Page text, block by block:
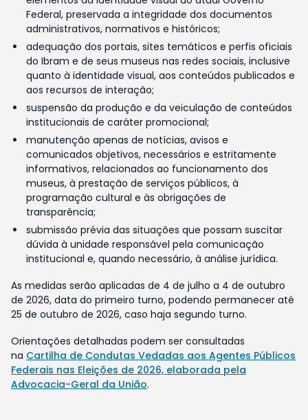
Federal, preservada a integridade dos documentos
administrativos, normativos e históricos;
adequação dos portais, sites temáticos e perfis oficiais
do Ibram e de seus museus nas redes sociais, inclusive
quanto à identidade visual, aos conteúdos publicados e
aos recursos de interação;
suspensão da produção e da veiculação de conteúdos
institucionais de caráter promocional;
manutenção apenas de notícias, avisos e
comunicados objetivos, necessários e estritamente
informativos, relacionados ao funcionamento dos
museus, à prestação de serviços públicos, à
programação cultural e às obrigações de
transparência;
submissão prévia das situações que possam suscitar
dúvida à unidade responsável pela comunicação
institucional e, quando necessário, à análise jurídica.
As medidas serão aplicadas de 4 de julho a 4 de outubro
de 2026, data do primeiro turno, podendo permanecer até
25 de outubro de 2026, caso haja segundo turno.
Orientações detalhadas podem ser consultadas
na Cartilha de Condutas Vedadas aos Agentes Públicos
Federais nas Eleições de 2026, elaborada pela
Advocacia-Geral da União.